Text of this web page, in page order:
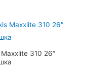
310 26″